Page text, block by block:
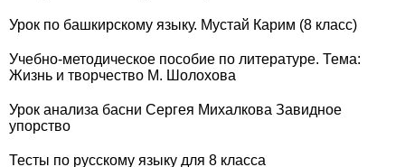
Урок по башкирскому языку. Мустай Карим (8 класс)
Учебно-методическое пособие по литературе. Тема:
Жизнь и творчество М. Шолохова
Урок анализа басни Сергея Михалкова Завидное
упорство
Тесты по русскому языку для 8 класса